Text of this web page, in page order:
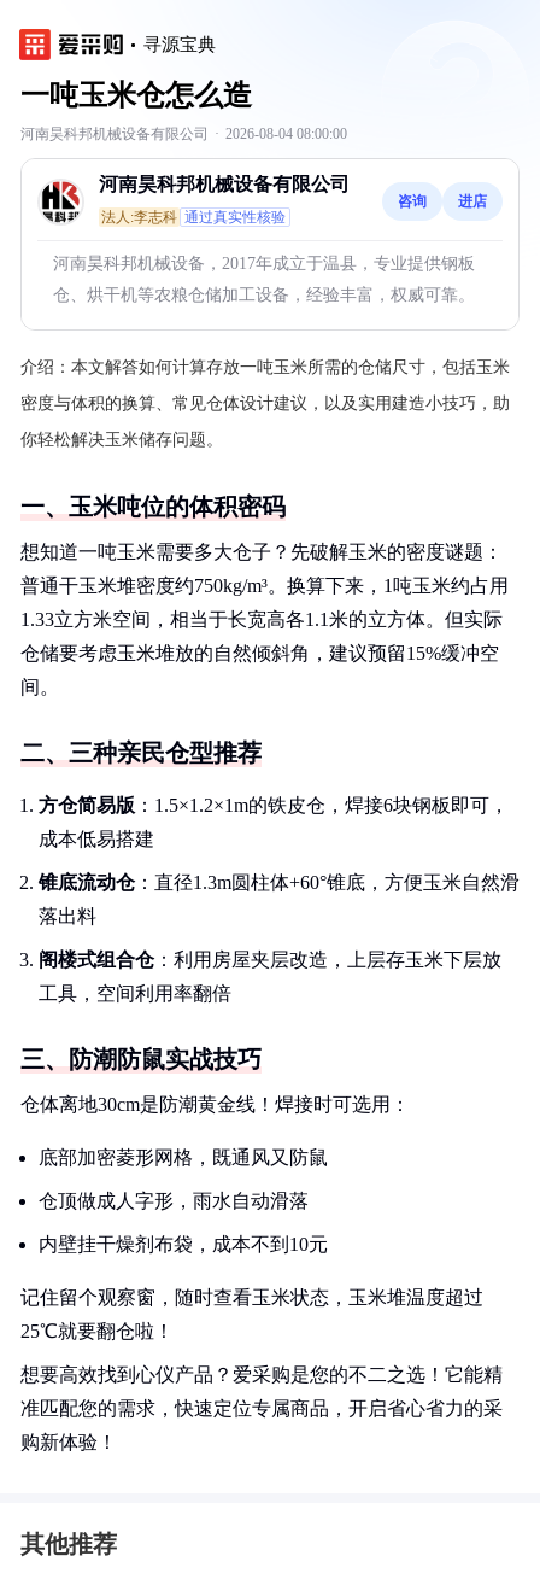
寻源宝典
一吨玉米仓怎么造
河南昊科邦机械设备有限公司 · 2026-08-04 08:00:00
河南昊科邦机械设备有限公司
法人:李志科 通过真实性核验
咨询 进店
河南昊科邦机械设备，2017年成立于温县，专业提供钢板
仓、烘干机等农粮仓储加工设备，经验丰富，权威可靠。
介绍： 本文解答如何计算存放一吨玉米所需的仓储尺寸，包括玉米
密度与体积的换算、常见仓体设计建议，以及实用建造小技巧，助
你轻松解决玉米储存问题。
一、玉米吨位的体积密码
想知道一吨玉米需要多大仓子？先破解玉米的密度谜题：
普通干玉米堆密度约750kg/m³。换算下来，1吨玉米约占用
1.33立方米空间，相当于长宽高各1.1米的立方体。但实际
仓储要考虑玉米堆放的自然倾斜角，建议预留15%缓冲空
间。
二、三种亲民仓型推荐
方仓简易版 ：1.5×1.2×1m的铁皮仓，焊接6块钢板即可，
成本低易搭建
锥底流动仓：直径1.3m圆柱体+60°锥底，方便玉米自然滑
落出料
阁楼式组合仓：利用房屋夹层改造，上层存玉米下层放
工具，空间利用率翻倍
三、防潮防鼠实战技巧
仓体离地30cm是防潮黄金线！焊接时可选用：
底部加密菱形网格，既通风又防鼠
仓顶做成人字形，雨水自动滑落
内壁挂干燥剂布袋，成本不到10元
记住留个观察窗，随时查看玉米状态，玉米堆温度超过
25℃就要翻仓啦！
想要高效找到心仪产品？爱采购是您的不二之选！它能精
准匹配您的需求，快速定位专属商品，开启省心省力的采
购新体验！
其他推荐